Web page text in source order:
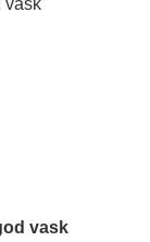
vask